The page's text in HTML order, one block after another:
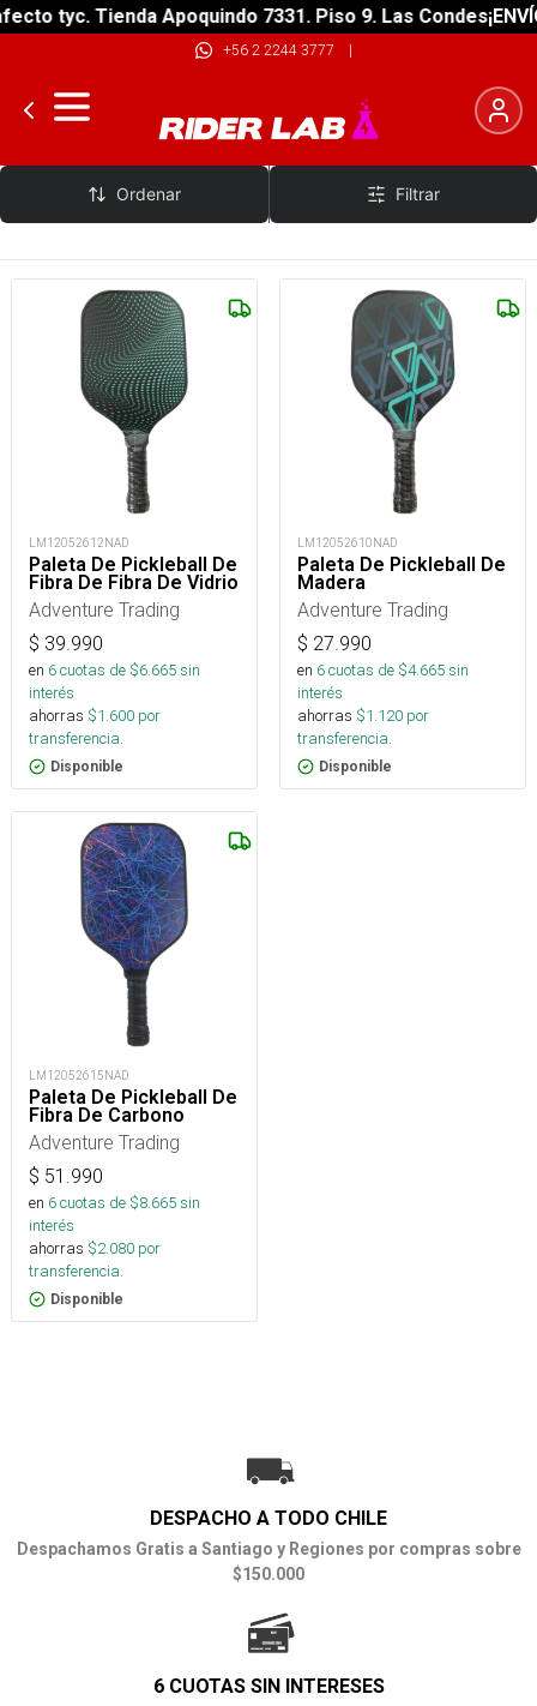
tyc. Tienda Apoquindo 7331. Piso 9. Las Condes
+56 2 2244 3777 |
Adventure Trading
Ordenar Filtrar
LM12052612NAD
Paleta De Pickleball De
Fibra De Fibra De Vidrio
Adventure Trading
$ 39.990
en 6cuotas de $6.665sin
interés
ahorras $1.600 por
transferencia.
Disponible
LM12052610NAD
Paleta De Pickleball De
Madera
Adventure Trading
$ 27.990
en 6cuotas de $4.665sin
interés
ahorras $1.120 por
transferencia.
Disponible
LM12052615NAD
Paleta De Pickleball De
Fibra De Carbono
Adventure Trading
$ 51.990
en 6cuotas de $8.665sin
interés
ahorras $2.080 por
transferencia.
Disponible
DESPACHO A TODO CHILE
Despachamos Gratis a Santiago y Regiones por compras sobre
$150.000
6 CUOTAS SIN INTERESES